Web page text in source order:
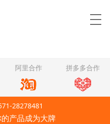
阿里合作 拼多多合作
28278481
产品成为大牌